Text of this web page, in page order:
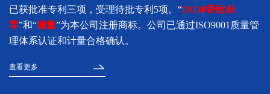
已获批准专利三项，受理待批专利5项。“DO30帝欧叁
零”和“潍量”为本公司注册商标。公司已通过ISO9001质量管
理体系认证和计量合格确认。
查看更多